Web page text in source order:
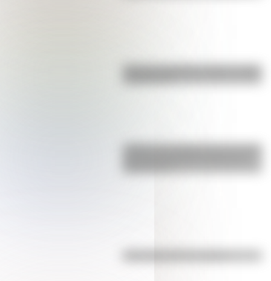
Bandera de Bolivia: historia, origen
¿Sabías que Argentina tuvo la torre